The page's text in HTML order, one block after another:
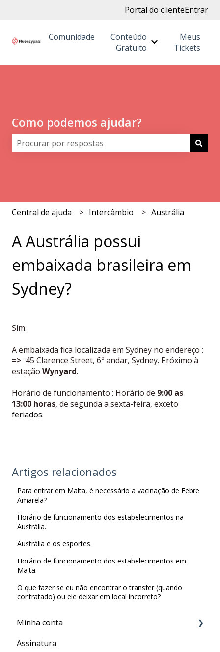
Portal do clienteEntrar
Comunidade
Conteúdo
Gratuito
Mostrar
Meus
Tickets
Como podemos ajudar?
Central de ajuda Intercâmbio Austrália
A Austrália possui
embaixada brasileira em
Sydney?
Sim.
A embaixada fica localizada em Sydney no endereço :
=> 45 Clarence Street, 6º andar, Sydney. Próximo à
estação Wynyard.
Horário de funcionamento : Horário de 9:00 as
13:00 horas, de segunda a sexta-feira, exceto
feriados.
Artigos relacionados
Para entrar em Malta, é necessário a vacinação de Febre
Amarela?
Horário de funcionamento dos estabelecimentos na
Austrália.
Austrália e os esportes.
Horário de funcionamento dos estabelecimentos em
Malta.
O que fazer se eu não encontrar o transfer (quando
contratado) ou ele deixar em local incorreto?
Minha conta
Minha Conta
Assinatura